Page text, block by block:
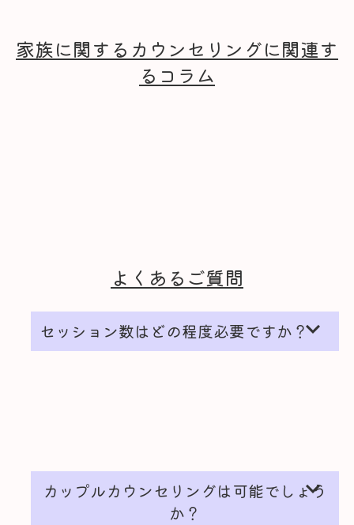
家族に関するカウンセリングに関連す
るコラム
よくあるご質問
セッション数はどの程度必要ですか？expand_more
カップルカウンセリングは可能でしょう
か？
expand_more